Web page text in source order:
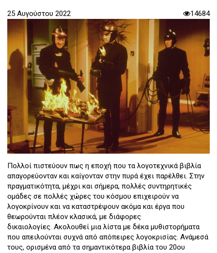
25 Αυγούστου 2022 14684
Πολλοί πιστεύουν πως η εποχή που τα λογοτεχνικά βιβλία
απαγορεύονταν και καίγονταν στην πυρά έχει παρέλθει. Στην
πραγματικότητα, μέχρι και σήμερα, πολλές συντηρητικές
ομάδες σε πολλές χώρες του κόσμου επιχειρούν να
λογοκρίνουν και να καταστρέψουν ακόμα και έργα που
θεωρούνται πλέον κλασικά, με διάφορες
δικαιολογίες. Ακολουθεί μια λίστα με δέκα μυθιστορήματα
που απειλούνται συχνά από απόπειρες λογοκρισίας. Ανάμεσά
τους, ορισμένα από τα σημαντικότερα βιβλία του 20ου